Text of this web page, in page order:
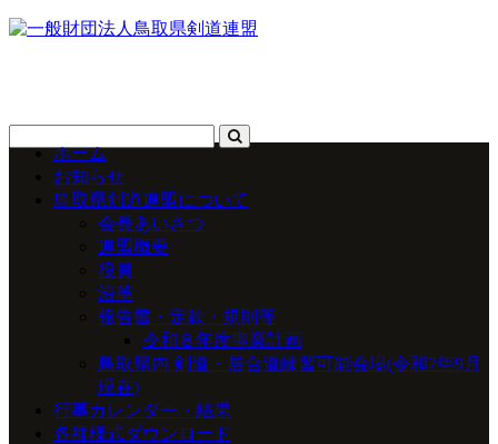
ホーム
お知らせ
鳥取県剣道連盟について
会長あいさつ
連盟概要
役員
沿革
報告書・定款・規則等
令和８年度事業計画
鳥取県内 剣道・居合道練習可能会場(令和7年9月
現在)
行事カレンダー・結果
各種様式ダウンロード